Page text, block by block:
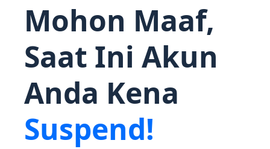
Mohon Maaf,
Saat Ini Akun
Anda Kena
Suspend!